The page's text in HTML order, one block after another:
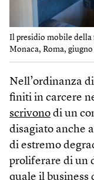
Il presidio mobile della
Monaca, Roma, giugno
Nell’ordinanza
finiti in carcere
scrivono di un
disagiato anche
di estremo
proliferare di un
quale il business